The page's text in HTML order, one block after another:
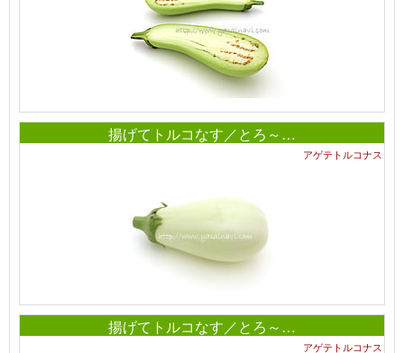
揚げてトルコなす／とろ～…
アゲテトルコナス
揚げてトルコなす／とろ～…
アゲテトルコナス